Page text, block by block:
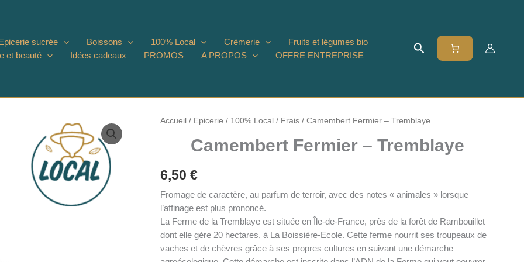
sucrée Boissons 100% Local Crèmerie
Fruits et légumes bio
et beauté Idées cadeaux PROMOS A PROPOS OFFRE ENTREPRISE
Rechercher
Accueil / Epicerie / 100% Local / Frais/ Camembert Fermier – Tremblaye
Camembert Fermier – Tremblaye
6,50 €
Fromage de caractère, au parfum de terroir, avec des notes « animales » lorsque
l’affinage est plus prononcé.
La Ferme de la Tremblaye est située en Île-de-France, près de la forêt de Rambouillet
dont elle gère 20 hectares, à La Boissière-Ecole. Cette ferme nourrit ses troupeaux de
vaches et de chèvres grâce à ses propres cultures en suivant une démarche